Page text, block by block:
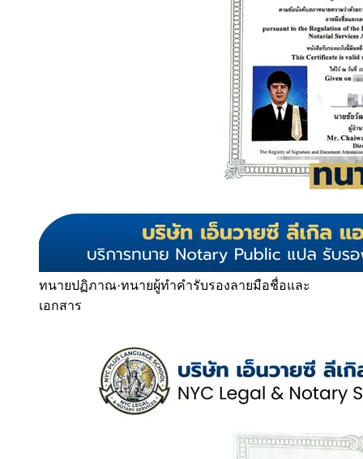
ทนายปฏิภาณ·ทนายผู้ทำคำรับรองลายมือชื่อและ
เอกสาร